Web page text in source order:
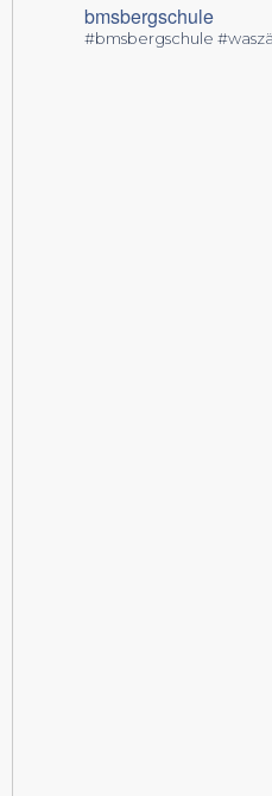
bmsbergschule
#bmsbergschule